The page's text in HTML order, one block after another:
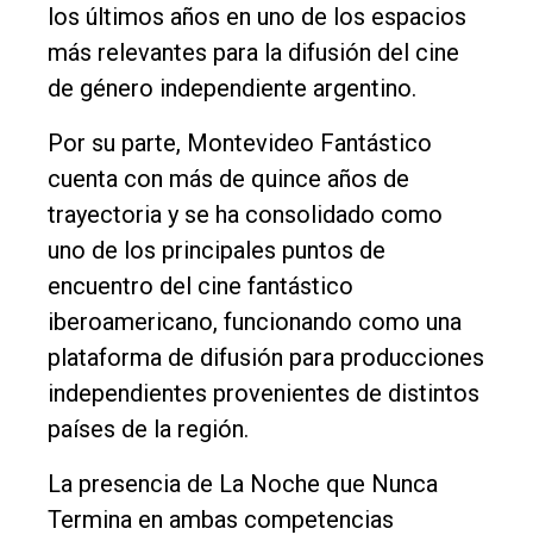
los últimos años en uno de los espacios
más relevantes para la difusión del cine
de género independiente argentino.
Por su parte, Montevideo Fantástico
cuenta con más de quince años de
trayectoria y se ha consolidado como
uno de los principales puntos de
encuentro del cine fantástico
iberoamericano, funcionando como una
plataforma de difusión para producciones
independientes provenientes de distintos
países de la región.
La presencia de La Noche que Nunca
Termina en ambas competencias